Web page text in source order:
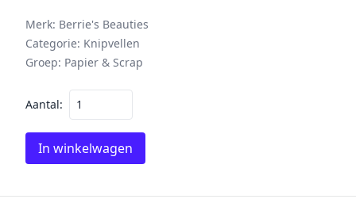
Merk: Berrie's Beauties
Categorie: Knipvellen
Groep: Papier & Scrap
Aantal:
In winkelwagen